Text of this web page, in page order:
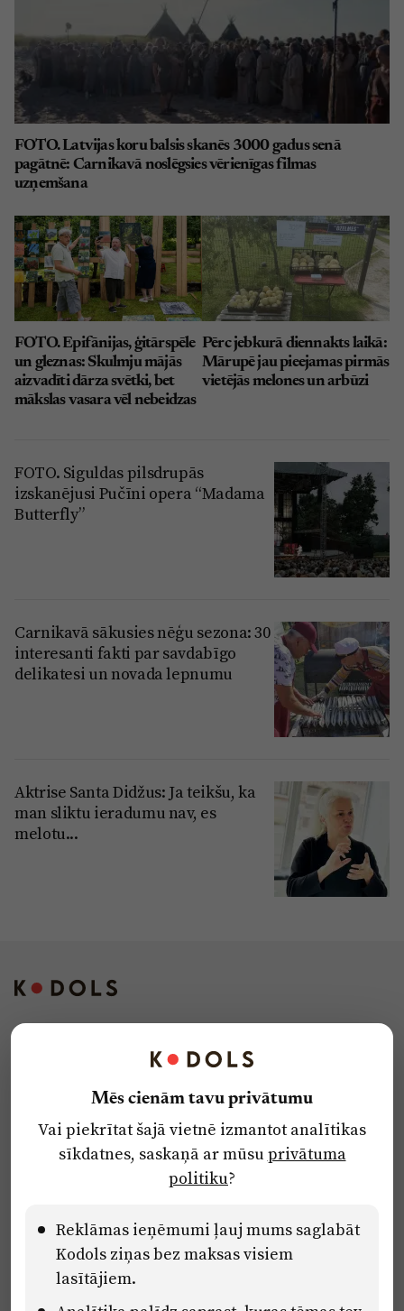
FOTO. Latvijas koru balsis skanēs 3000 gadus senā
pagātnē: Carnikavā noslēgsies vērienīgas filmas
uzņemšana
FOTO. Epifānijas, ģitārspēle
un gleznas: Skulmju mājās
aizvadīti dārza svētki, bet
mākslas vasara vēl nebeidzas
Pērc jebkurā diennakts laikā:
Mārupē jau pieejamas pirmās
vietējās melones un arbūzi
FOTO. Siguldas pilsdrupās
izskanējusi Pučīni opera “Madama
Butterfly”
Carnikavā sākusies nēģu sezona: 30
interesanti fakti par savdabīgo
delikatesi un novada lepnumu
Aktrise Santa Didžus: Ja teikšu, ka
man sliktu ieradumu nav, es
melotu...
Privātuma politika
Ētikas kodekss
Pārredzamības paziņojumi
Eiropas Savienības Atveseļošanas un noturības mehānisma plāna
Mēs cienām tavu privātumu
Vai piekrītat šajā vietnē izmantot analītikas
sīkdatnes, saskaņā ar mūsuprivātuma
politiku?
Reklāmas ieņēmumi ļauj mums saglabāt
Kodols ziņas bez maksas visiem
lasītājiem.